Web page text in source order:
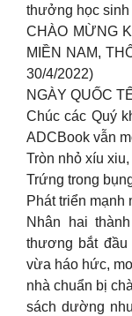
thưởng học
CHÀO MỪNG
MIỀN NAM,
30/4/2022)
NGÀY QUỐC
Chúc các Quý
ADCBook vẫn
Tròn nhỏ xíu xiu,
Trứng trong
Phát triển mạnh
Nhân hai
thương bắt đầu
vừa háo hức,
nhà chuẩn bị
sách dường